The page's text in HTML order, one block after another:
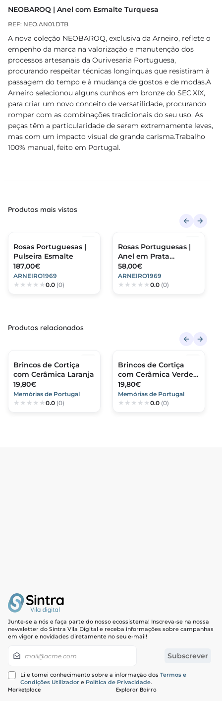
NEOBAROQ | Anel com Esmalte Turquesa
REF: NEO.AN01.DTB
A nova coleção NEOBAROQ, exclusiva da Arneiro, reflete o
empenho da marca na valorização e manutenção dos
processos artesanais da Ourivesaria Portuguesa,
procurando respeitar técnicas longínquas que resistiram à
passagem do tempo e à mudança de gostos e de modas.A
Arneiro selecionou alguns cunhos em bronze do SEC.XIX,
para criar um novo conceito de versatilidade, procurando
romper com as combinações tradicionais do seu uso. As
peças têm a particularidade de serem extremamente leves,
mas com um impacto visual de grande carisma.Trabalho
100% manual, feito em Portugal.
Produtos mais vistos
Rosas Portuguesas |
Pulseira Esmalte
187,00€
ARNEIRO1969
0.0 (0)
Rosas Portuguesas |
Anel em Prata
Dourada 925
58,00€
ARNEIRO1969
0.0(0)
Produtos relacionados
Brincos de Cortiça
com Cerâmica Laranja
19,80€
Memórias de Portugal
0.0 (0)
Brincos de Cortiça
com Cerâmica Verde
Kiwi
19,80€
Memórias de Portugal
0.0(0)
Junte-se a nós e faça parte do nosso ecossistema! Inscreva-se na nossa
newsletter do Sintra Vila Digital e receba informações sobre campanhas
em vigor e novidades diretamente no seu e-mail!
Subscrever
Li e tomei conhecimento sobre a informação dos Termos e
Condições Utilizador e Política de Privacidade.
Marketplace
Explorar Bairro